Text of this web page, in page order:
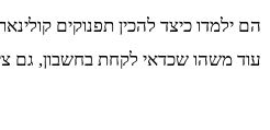
הם ילמדו כיצד להכין תפנוקים
עוד משהו שכדאי לקחת בחשבון, גם